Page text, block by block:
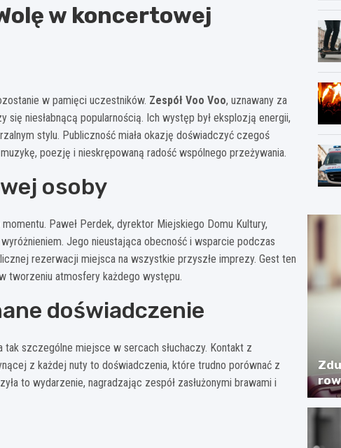
w koncertowej
w pamięci uczestników. Zespół Voo Voo, uznawany za
niesłabnącą popularnością. Ich występ był eksplozją energii,
stylu. Publiczność miała okazję doświadczyć czegoś
poezję i nieskrępowaną radość wspólnego przeżywania.
osoby
Paweł Perdek, dyrektor Miejskiego Domu Kultury,
Jego nieustająca obecność i wsparcie podczas
rezerwacji miejsca na wszystkie przyszłe imprezy. Gest ten
tworzeniu atmosfery każdego występu.
doświadczenie
szczególne miejsce w sercach słuchaczy. Kontakt z
z każdej nuty to doświadczenia, które trudno porównać z
to wydarzenie, nagradzając zespół zasłużonymi brawami i